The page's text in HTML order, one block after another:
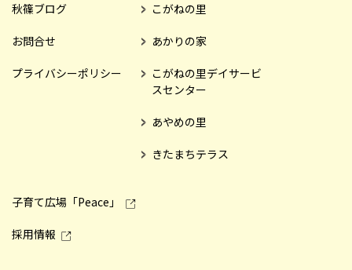
秋篠ブログ
お問合せ
プライバシーポリシー
こがねの里
あかりの家
こがねの里デイサービ
スセンター
あやめの里
きたまちテラス
子育て広場「Peace」
採用情報